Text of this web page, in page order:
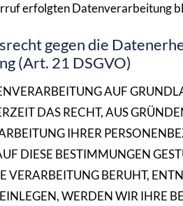
erfolgten Datenverarbeitung
gegen die
(Art. 21 DSGVO)
AUF
DAS RECHT, AUS
IHRER
DIESE BESTIMMUNGEN
VERARBEITUNG BERUHT,
WERDEN WIR IHRE